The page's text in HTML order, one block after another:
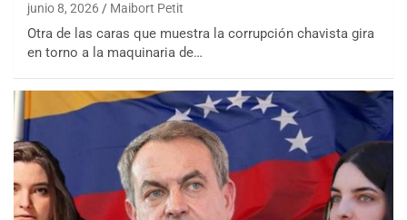
junio 8, 2026 Maibort Petit
Otra de las caras que muestra la corrupción chavista gira
en torno a la maquinaria de…